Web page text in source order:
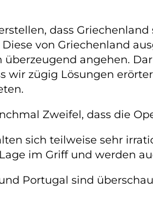
dass
von Griechenland
überzeugend angehen.
wir zügig Lösungen
Zweifel, dass die
sich teilweise sehr
im Griff und werden
Portugal sind